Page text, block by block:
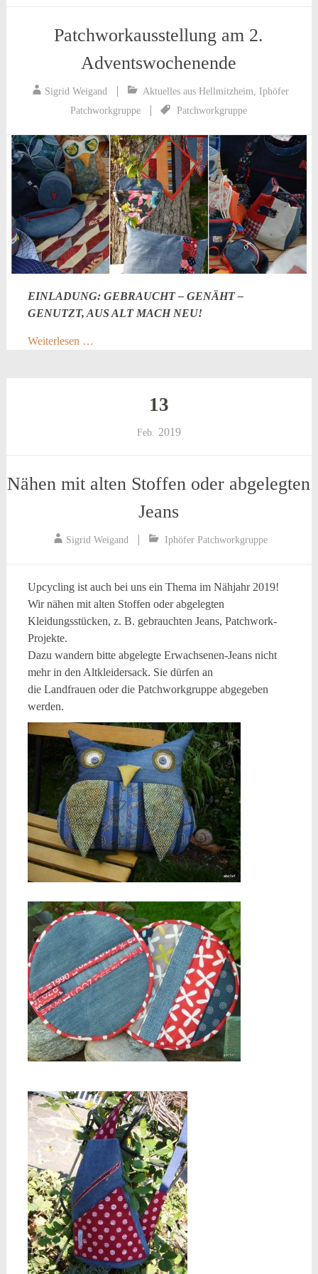
Patchworkausstellung am 2.
Adventswochenende
Sigrid Weigand Aktuelles aus Hellmitzheim, Iphöfer
Patchworkgruppe
Patchworkgruppe
EINLADUNG: GEBRAUCHT – GENÄHT –
GENUTZT, AUS ALT MACH NEU!
Weiterlesen …
13
Feb. 2019
Nähen mit alten Stoffen oder abgelegten
Jeans
Sigrid Weigand Iphöfer Patchworkgruppe
Upcycling ist auch bei uns ein Thema im Nähjahr 2019!
Wir nähen mit alten Stoffen oder abgelegten
Kleidungsstücken, z. B. gebrauchten Jeans, Patchwork-
Projekte.
Dazu wandern bitte abgelegte Erwachsenen-Jeans nicht
mehr in den Altkleidersack. Sie dürfen an
die Landfrauen oder die Patchworkgruppe abgegeben
werden.